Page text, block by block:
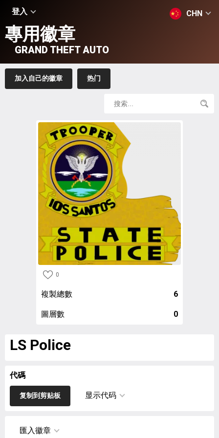
登入 CHN
專用徽章
GRAND THEFT AUTO
加入自己的徽章 热门
0
複製總數 6
圖層數 0
LS Police
代碼
复制到剪贴板 显示代码
匯入徽章